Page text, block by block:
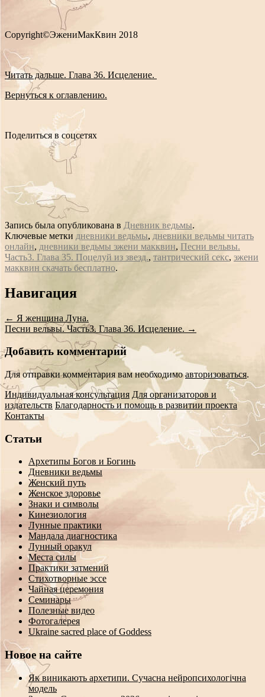
Copyright©ЭжениМакКвин 2018
Читать дальше. Глава 36. Исцеление.
Вернуться к оглавлению.
Поделиться в соцсетях
Запись была опубликована в Дневник ведьмы.
Ключевые метки дневники ведьмы, дневники ведьмы читать
онлайн, дневники ведьмы эжени макквин, Песни вельвы.
Часть3. Глава 35. Поцелуй из звезд., тантрический секс, эжени
макквин скачать бесплатно.
Сообщение
Навигация
← Я женщина Луна.
Песни вельвы. Часть3. Глава 36. Исцеление. →
Добавить комментарий
Для отправки комментария вам необходимоавторизоваться.
Индивидуальная консультация Для организаторов и
издательств Благодарность и помощь в развитии проекта
Контакты
Статьи
Архетипы Богов и Богинь
Дневники ведьмы
Женский путь
Женское здоровье
Знаки и символы
Кинезиология
Лунные практики
Мандала диагностика
Лунный оракул
Места силы
Практики затмений
Стихотворные эссе
Чайная церемония
Семинары
Полезные видео
Фотогалерея
Ukraine sacred place of Goddess
Новое на сайте
Як виникають архетипи. Сучасна нейропсихологічна
модель